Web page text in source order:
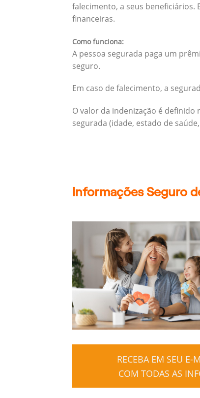
falecimento, a seus beneficiários.
financeiras.
Como funciona:
A pessoa segurada paga um
seguro.
Em caso de falecimento, a
O valor da indenização é
segurada (idade, estado de
Informações Seguro
RECEBA EM SEU E-
COM TODAS AS